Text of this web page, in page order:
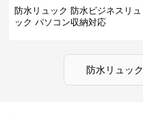
防水リュック 防水ビジネスリュ
ック パソコン収納対応
防水リュック